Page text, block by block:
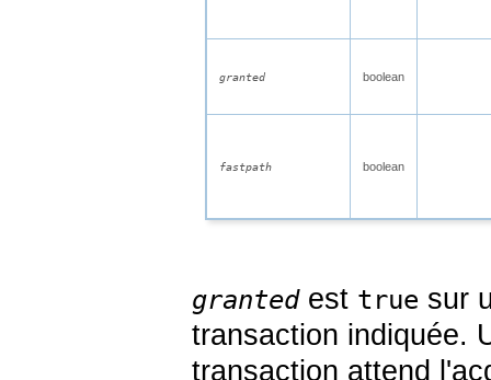
granted boolean
fastpath boolean
grantedest true sur
transaction indiquée.
transaction attend